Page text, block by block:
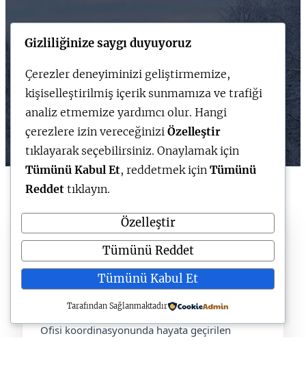
KariyerPlus • Güncel İlanlar
Kariyer Kapısı Üzerinden
Anlık İş ve Staj İlanları
Türkiye Cumhuriyeti Cumhurbaşkanlığı İletişim
Ofisi koordinasyonunda hayata geçirilen
Gizliliğinize saygı duyuyoruz
Çerezler deneyiminizi geliştirmemize,
kişiselleştirilmiş içerik sunmamıza ve trafiği
analiz etmemize yardımcı olur. Hangi
çerezlere izin vereceğinizi Özelleştir
tıklayarak seçebilirsiniz. Onaylamak için
Tümünü Kabul Et, reddetmek için Tümünü
Reddet tıklayın.
Özelleştir
Tümünü Reddet
Tümünü Kabul Et
Tarafından Sağlanmaktadır